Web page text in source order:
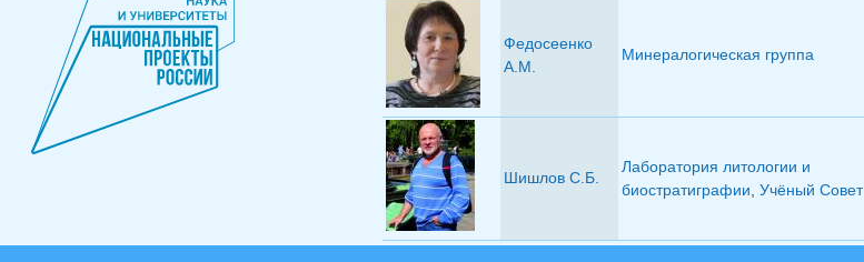
Федосеенко
А.М.
Минералогическая группа
Шишлов С.Б.
Лаборатория литологии и
биостратиграфии, Учёный Совет